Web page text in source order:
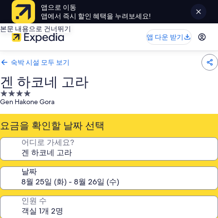
앱으로 이동
앱에서 즉시 할인 혜택을 누려보세요!
본문 내용으로 건너뛰기
앱 다운 받기
숙박 시설 모두 보기
겐 하코네 고라
4.0
성
급
숙
박
설
Gen Hakone Gora
요금을 확인할 날짜 선택
어디로 가세요?
날짜
인원 수